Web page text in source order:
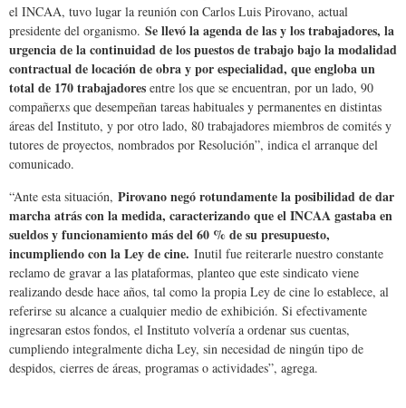
el INCAA, tuvo lugar la reunión con Carlos Luis Pirovano, actual
presidente del organismo. Se llevó la agenda de las y los trabajadores, la
urgencia de la continuidad de los puestos de trabajo bajo la modalidad
contractual de locación de obra y por especialidad, que engloba un
total de 170 trabajadores entre los que se encuentran, por un lado, 90
compañerxs que desempeñan tareas habituales y permanentes en distintas
áreas del Instituto, y por otro lado, 80 trabajadores miembros de comités y
tutores de proyectos, nombrados por Resolución”, indica el arranque del
comunicado.
“Ante esta situación, Pirovano negó rotundamente la posibilidad de dar
marcha atrás con la medida, caracterizando que el INCAA gastaba en
sueldos y funcionamiento más del 60 % de su presupuesto,
incumpliendo con la Ley de cine. Inutil fue reiterarle nuestro constante
reclamo de gravar a las plataformas, planteo que este sindicato viene
realizando desde hace años, tal como la propia Ley de cine lo establece, al
referirse su alcance a cualquier medio de exhibición. Si efectivamente
ingresaran estos fondos, el Instituto volvería a ordenar sus cuentas,
cumpliendo integralmente dicha Ley, sin necesidad de ningún tipo de
despidos, cierres de áreas, programas o actividades”, agrega.